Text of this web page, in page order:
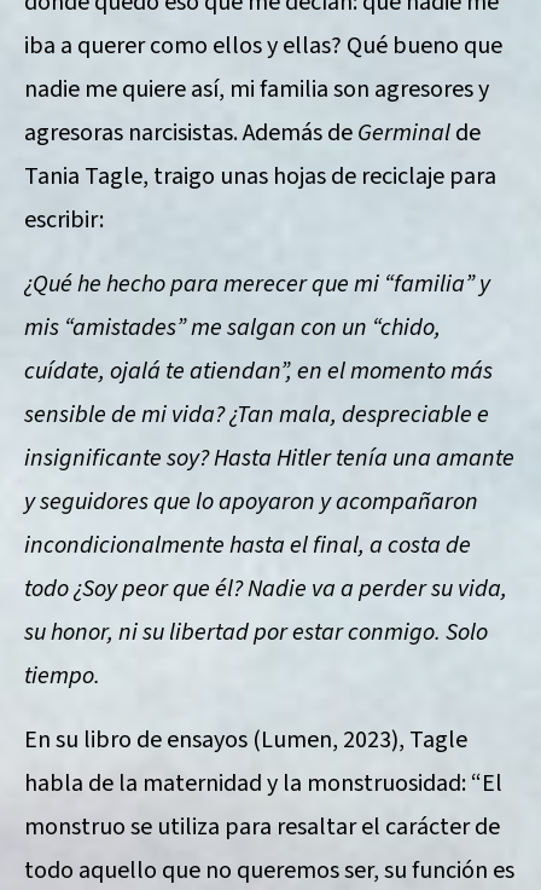
iba a querer como ellos y ellas? Qué bueno que
nadie me quiere así, mi familia son agresores y
agresoras narcisistas. Además deGerminalde
Tania Tagle, traigo unas hojas de reciclaje para
escribir:
¿Qué he hecho para merecer que mi “familia” y
mis “amistades” me salgan con un “chido,
cuídate, ojalá te atiendan”, en el momento más
sensible de mi vida? ¿Tan mala, despreciable e
insignificante soy? Hasta Hitler tenía una amante
y seguidores que lo apoyaron y acompañaron
incondicionalmente hasta el final, a costa de
todo ¿Soy peor que él? Nadie va a perder su vida,
su honor, ni su libertad por estar conmigo. Solo
tiempo.
En su libro de ensayos (Lumen, 2023), Tagle
habla de la maternidad y la monstruosidad: “El
monstruo se utiliza para resaltar el carácter de
todo aquello que no queremos ser, su función es